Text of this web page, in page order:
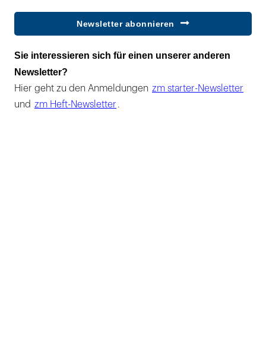
Newsletter abonnieren
Sie interessieren sich für einen unserer anderen
Newsletter?
Hier geht zu den Anmeldungen zm starter-Newsletter
und zm Heft-Newsletter .